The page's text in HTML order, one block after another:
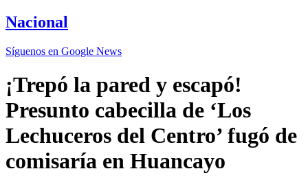
Nacional
Síguenos en Google News
¡Trepó la pared y escapó!
Presunto cabecilla de ‘Los
Lechuceros del Centro’ fugó de
comisaría en Huancayo